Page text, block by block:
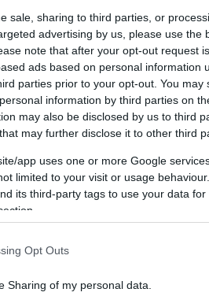
sale, sharing to third parties, or
advertising by us, please use the
note that after your opt-out request
ads based on personal information
parties prior to your opt-out. You
information by third parties on
may also be disclosed by us to third
that may further disclose it to other third
app uses one or more Google
limited to your visit or usage
its third-party tags to use your data
Opt Outs
Sharing of my personal data.